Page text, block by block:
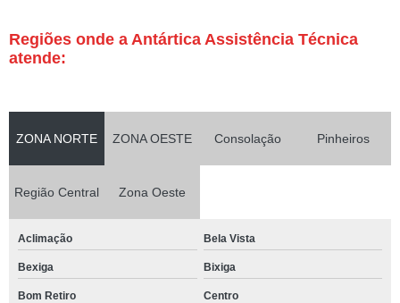
Regiões onde a Antártica Assistência Técnica
atende:
ZONA NORTE ZONA OESTE Consolação Pinheiros
Região Central Zona Oeste
Aclimação Bela Vista
Bexiga Bixiga
Bom Retiro Centro